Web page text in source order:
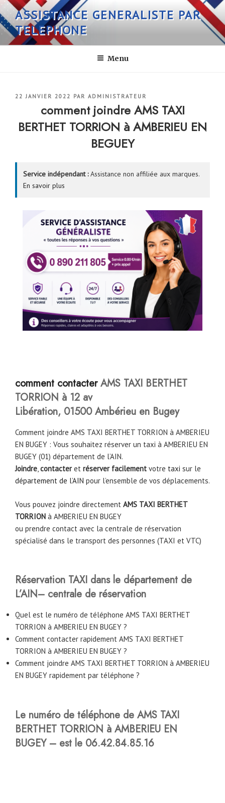
Aller
au
contenu
principal
ASSISTANCE GENERALISTE PAR
TELEPHONE
Menu
PUBLIÉ
22 JANVIER 2022 PAR ADMINISTRATEUR
comment joindre AMS TAXI
BERTHET TORRION à AMBERIEU EN
BEGUEY
Service indépendant :Assistance non affiliée aux marques.
En savoir plus
comment contacterAMS TAXI BERTHET
TORRION à 12 av
Libération, 01500 Ambérieu en Bugey
Comment joindre AMS TAXI BERTHET TORRION à AMBERIEU
EN BUGEY : Vous souhaitez réserver un taxi à AMBERIEU EN
BUGEY (01) département de l’AIN.
Joindre,contacteret réserver facilement votre taxi sur le
département de l’AIN pour l’ensemble de vos déplacements.
Vous pouvez joindre directement AMS TAXI BERTHET
TORRION à AMBERIEU EN BUGEY
ou prendre contact avec la centrale de réservation
spécialisé dans le transport des personnes (TAXI et VTC)
Réservation TAXI dans le département de
L’AIN– centrale de réservation
Quel est le numéro de téléphone AMS TAXI BERTHET
TORRION à AMBERIEU EN BUGEY ?
Comment contacter rapidement AMS TAXI BERTHET
TORRION à AMBERIEU EN BUGEY ?
Comment joindre AMS TAXI BERTHET TORRION à AMBERIEU
EN BUGEY rapidement par téléphone ?
Le numéro de téléphone de AMS TAXI
BERTHET TORRION à AMBERIEU EN
BUGEY – est le 06.42.84.85.16